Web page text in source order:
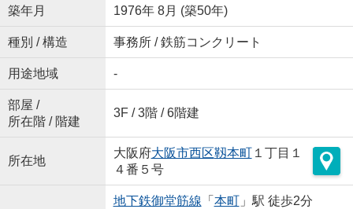
築年月 1976年 8月 (築50年)
種別 / 構造 事務所 / 鉄筋コンクリート
用途地域 -
部屋 /
所在階 / 階建
3F / 3階 / 6階建
所在地
大阪府大阪市西区靱本町１丁目１
４番５号
地下鉄御堂筋線 「 本町」駅 徒歩2分